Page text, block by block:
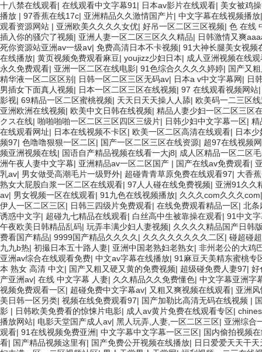
十八禁在线观看| 在线观看中文字幕91 | 日本av影片在线观看| 美女被鸡
播放 | 97香蕉在线17c| 亚洲精品久久激情国产片| 中文字幕在线视频播放
观看资源网站 | 亚洲欧美久久久久女优| 好吊一区二区三区视频| 色 在线
插入你的骚穴了视频| 亚洲人妻一区二区三区久久精品| 日韩激情又爽
死你资源站亚洲av一级aⅴ| 免费高清日本不卡视频| 91大神长腿美女视频
在线播放| 黄页视频免费观看麻豆| youjizz少妇日本| 成人亚洲视频在线
永久免费观看| 亚洲一区二区在线电影| 91色综合久久久久婷婷| 国产又
精华液一区二区区别 | 日韩一区二区三区无码av| 日本a v中文字幕网| 日
男插女下面真人视频| 日本一区二区三区在线视频| 97 在线观看视频网站
影视| 69精品一区二区蜜桃视频| 天天日天天操人人舔| 欧美码一二三区
亚洲欧洲在线视频| 欧美中文日韩在线视频| 精品人妻少妇一区二区三区
クス在线| 啪啪啪啪一区二区三区四区三级片| 日韩少妇中文字幕一区| 精
在线观看网址| 日本在线视频不卡区| 欧美一区二区高清在线观看| 日本
频97| 色噜噜狠狠一区二区| 国产一区二区三区在线资源| 超97在线视频
频亚洲视频在线| 国语自产精品视频在线看一大j8| 成人区精品一区二区
洲午夜人妻中文字幕| 亚洲精品av一区二区国产 | 国产在线av免费观看|
乳av| 男女做受高潮毛片一级野外| 超碰青青草原免费在线观看97| 大香
熟女大屁股白浆一区二区在线观看| 97人人碰在线免费视频| 亚洲91久久
av| 男女视频一区在线观看| 91九色在线视频播放| 久久久com久久久com
伊人一区二区三区| 日韩三四级片免费观看| 在线免费观看精品一区| 北条
诱惑中文字| 超碰九七精品在线观看| 白丝高中生被靠操在观看| 91中文
午夜欧美日韩精品乱码| 玩弄丰满少妇人妻视频| 久久久久精品国产日韩
费看国产精品| 9999国产精品久久久久 | 久久久久久久久久二区| 碰超碰
九九b热| 初撮日本五十路人妻| 亚洲中国老熟妇老熟女| 非州老公的大鸡
亚洲av综合在线观看免费| 中文av字幕在线播放| 91麻豆天美精东蜜桃专
本 熟女 高清 中文| 国产又粗又硬又黄的免费视频| 超级碰免费人妻97| 好
产亚洲av| 在线 中文字幕 人妻| 久久精品久久免费懂色| 中文字幕亚洲字
视频免费观看一区| 超碰免费中文字幕av| 又粗又爽视频在线观看| 亚洲
美日韩一区另类| 视频在线免费观看97| 国产加勒比高清无码在线视频 |
影 | 日韩欧美免费看的惊悚片电影| 成人av黄片免费在线观看专区|
播放网站| 电影天堂国产成人av| 黑人玩弄,人妻,一区二区三区| 亚洲综合
观看| 91在线视频免费亚洲| 中文字幕中文字幕一区三区| 国内偷拍视频
看| 国产精品视频这里有| 国产免费公开视频在线播放| 日日爱爱天天干天